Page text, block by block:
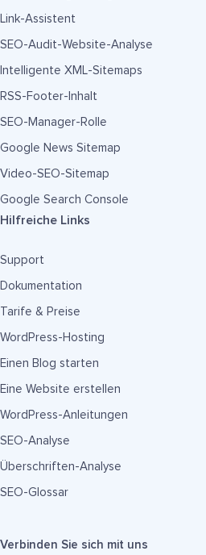
Link-Assistent
SEO-Audit-Website-Analyse
Intelligente XML-Sitemaps
RSS-Footer-Inhalt
SEO-Manager-Rolle
Google News Sitemap
Video-SEO-Sitemap
Google Search Console
Hilfreiche Links
Support
Dokumentation
Tarife & Preise
WordPress-Hosting
Einen Blog starten
Eine Website erstellen
WordPress-Anleitungen
SEO-Analyse
Überschriften-Analyse
SEO-Glossar
Verbinden Sie sich mit uns